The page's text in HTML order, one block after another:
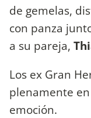
de gemelas,
con panza
a su pareja,
Los ex Gran
plenamente
emoción.